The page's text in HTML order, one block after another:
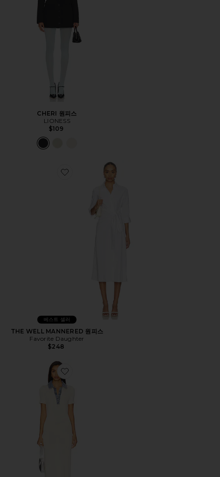
CHERI 원피스
LIONESS
$109
Favorite THE WELL MANNERED 원피스
베스트 셀러
THE WELL MANNERED 원피스
Favorite Daughter
$248
Favorite REYE 맥시원피스